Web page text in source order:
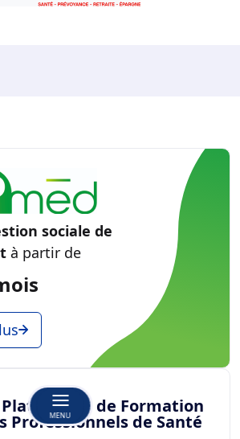
sociale de
à partir de
Plateforme de Formation
Professionnels de Santé
MENU